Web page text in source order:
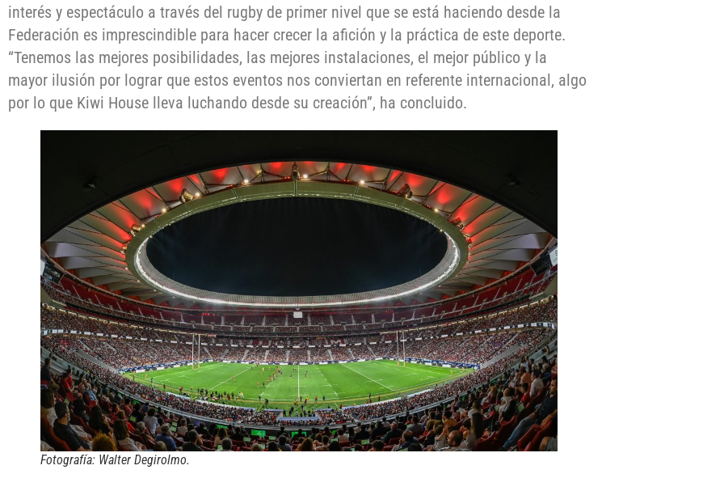
interés y espectáculo a través del rugby de primer nivel que se está haciendo desde la
Federación es imprescindible para hacer crecer la afición y la práctica de este deporte.
“Tenemos las mejores posibilidades, las mejores instalaciones, el mejor público y la
mayor ilusión por lograr que estos eventos nos conviertan en referente internacional, algo
por lo que Kiwi House lleva luchando desde su creación”, ha concluido.
Fotografía: Walter Degirolmo.